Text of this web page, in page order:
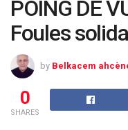
POING DE
Foules
by Belkacem
0
SHARES